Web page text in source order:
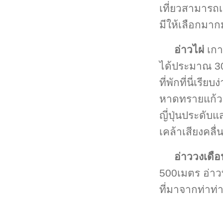
เที่ยวสามาร
มีให้เลือกมา
อ่าวไผ่ เก
ได้ประมาณ
ที่พักที่นี่เรียบ
หาดทรายแก้
ญี่ปุ่นประดับแ
เคล้าเสียงคลื่น
อ่าววงเดื
500เมตร อ่า
ที่มาจากท่าท่